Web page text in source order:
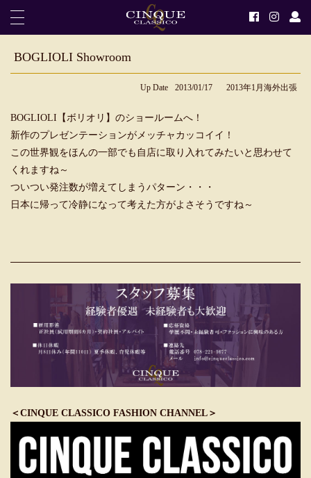
BOGLIOLI Showroom
Up Date 2013/01/17 2013年1月海外出張
BOGLIOLI【ボリオリ】のショールームへ！
新作のプレゼンテーションがメッチャカッコイイ！
この世界観をほんの一部でも自店に取り入れてみたいと思わせて
くれますね～
ついつい発注数が増えてしまうパターン・・・
日本に帰って冷静になって考えた方がよさそうですね～
＜CINQUE CLASSICO FASHION CHANNEL＞